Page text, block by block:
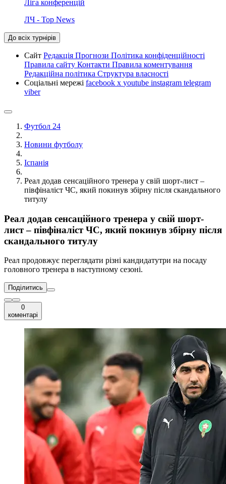
Ліга конференцій
ЛЧ - Top News
До всіх турнірів
Сайт Редакція Прогнози Політика конфіденційності
Правила сайту Контакти Правила коментування
Редакційна політика Структура власності
Соціальні мережі facebook x youtube instagram telegram
viber
Футбол 24
Новини футболу
Іспанія
Реал додав сенсаційного тренера у свій шорт-лист –
півфіналіст ЧС, який покинув збірну після скандального
титулу
Реал додав сенсаційного тренера у свій шорт-
лист – півфіналіст ЧС, який покинув збірну після
скандального титулу
Реал продовжує переглядати різні кандидатутри на посаду
головного тренера в наступному сезоні.
Поділитись
0
коментарі